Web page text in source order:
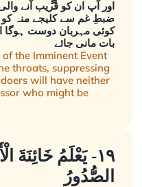
اور آپ ان کو قریب آنے
ضبطِ غم سے کلیجے منہ کو
کوئی مہربان دوست
بات مانی جائے
the Imminent Event
throats, suppressing
will have neither
who might be
١٩- يَعْلَمُ خَائِنَةَ
الصُّدُورُ